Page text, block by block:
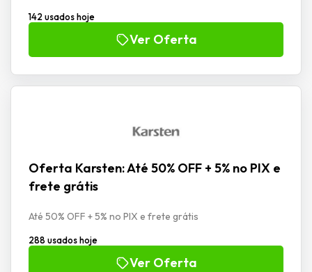
142 usados hoje
Ver Oferta
Oferta Karsten: Até 50% OFF + 5% no PIX e
frete grátis
Até 50% OFF + 5% no PIX e frete grátis
288 usados hoje
Ver Oferta